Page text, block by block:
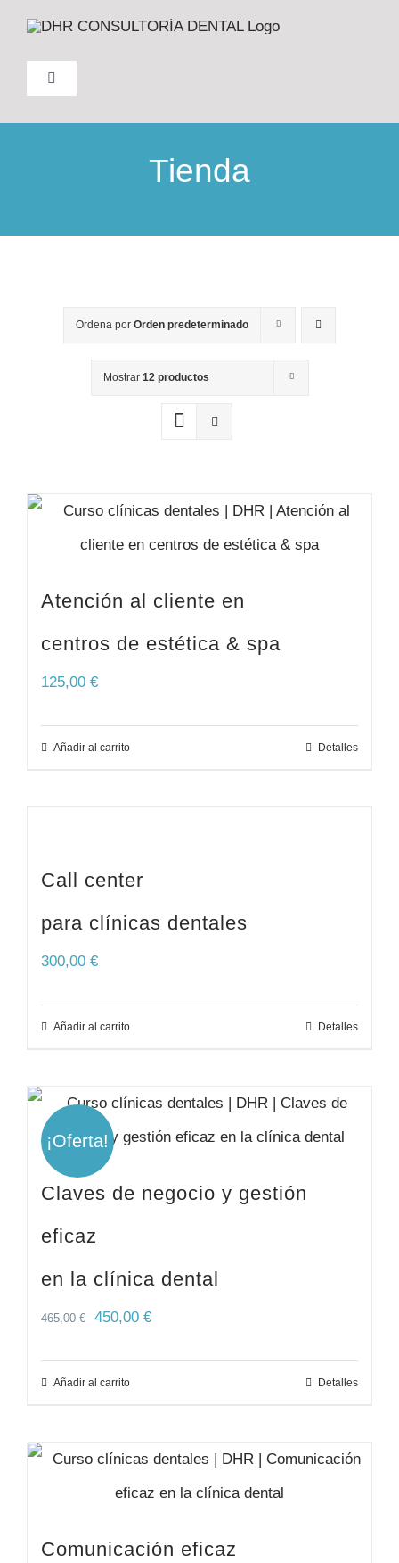
Saltar
contenidoToggle
INICIO
CONTACTO
Tienda
Ordena por Orden predeterminado
Mostrar 12 productos
Atención al cliente en
centros de estética & spa
125,00 €
Añadir al carrito Detalles
Call center
para clínicas dentales
300,00 €
Añadir al carrito Detalles
¡Oferta!
Claves de negocio y gestión
eficaz
en la clínica dental
465,00€ 450,00 €
Añadir al carrito Detalles
Comunicación eficaz